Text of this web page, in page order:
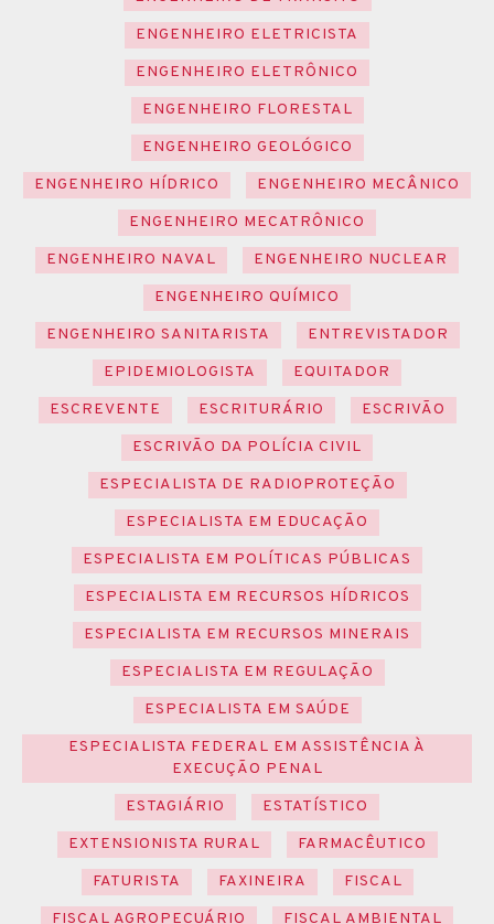
ENGENHEIRO ELETRICISTA
ENGENHEIRO ELETRÔNICO
ENGENHEIRO FLORESTAL
ENGENHEIRO GEOLÓGICO
ENGENHEIRO HÍDRICO
ENGENHEIRO MECÂNICO
ENGENHEIRO MECATRÔNICO
ENGENHEIRO NAVAL
ENGENHEIRO NUCLEAR
ENGENHEIRO QUÍMICO
ENGENHEIRO SANITARISTA
ENTREVISTADOR
EPIDEMIOLOGISTA
EQUITADOR
ESCREVENTE
ESCRITURÁRIO
ESCRIVÃO
ESCRIVÃO DA POLÍCIA CIVIL
ESPECIALISTA DE RADIOPROTEÇÃO
ESPECIALISTA EM EDUCAÇÃO
ESPECIALISTA EM POLÍTICAS PÚBLICAS
ESPECIALISTA EM RECURSOS HÍDRICOS
ESPECIALISTA EM RECURSOS MINERAIS
ESPECIALISTA EM REGULAÇÃO
ESPECIALISTA EM SAÚDE
ESPECIALISTA FEDERAL EM ASSISTÊNCIA À
EXECUÇÃO PENAL
ESTAGIÁRIO
ESTATÍSTICO
EXTENSIONISTA RURAL
FARMACÊUTICO
FATURISTA
FAXINEIRA
FISCAL
FISCAL AGROPECUÁRIO
FISCAL AMBIENTAL